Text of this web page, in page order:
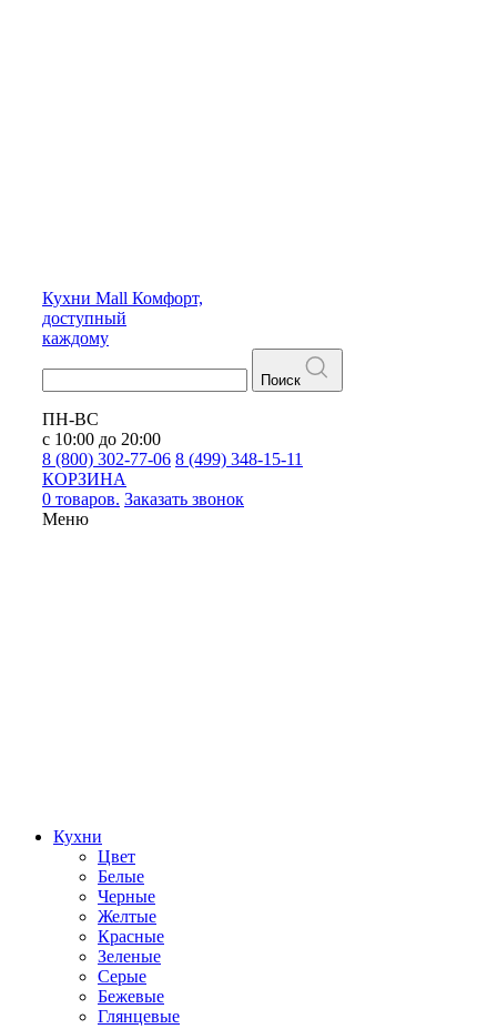
Кухни Mall Комфорт,
доступный
каждому
Поиск
ПН-ВС
с 10:00 до 20:00
8 (800) 302-77-06 8 (499) 348-15-11
КОРЗИНА
0 товаров. Заказать звонок
Меню
Кухни
Цвет
Белые
Черные
Желтые
Красные
Зеленые
Серые
Бежевые
Глянцевые